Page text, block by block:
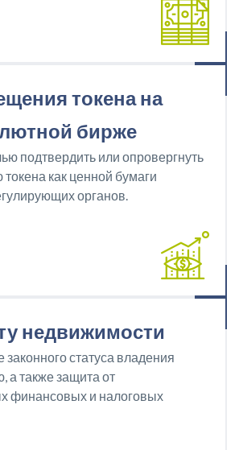
токена на
бирже
подтвердить или опровергнуть
как ценной бумаги
органов.
недвижимости
статуса владения
а также защита от
финансовых и налоговых